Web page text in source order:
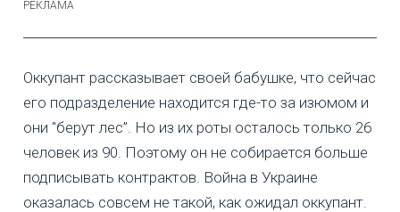
Оккупант рассказывает своей бабушке, что сейчас
его подразделение находится где-то за изюмом и
они "берут лес”. Но из их роты осталось только 26
человек из 90. Поэтому он не собирается больше
подписывать контрактов. Война в Украине
оказалась совсем не такой, как ожидал оккупант.